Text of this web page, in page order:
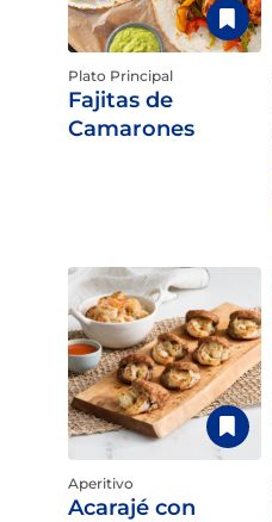
Plato Principal
Fajitas de
Camarones
Aperitivo
Acarajé con